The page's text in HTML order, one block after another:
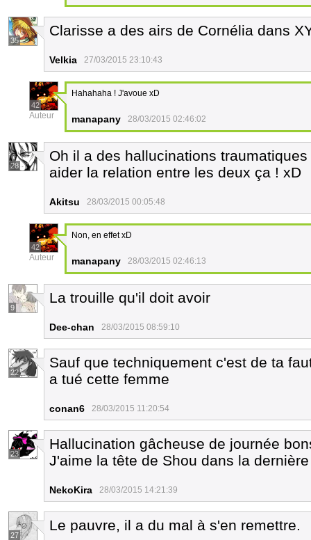
35
Clarisse a des airs de Cornélia dans
Velkia 27/03/2015 23:10:43
42
Auteur
Hahahaha ! J'avoue xD
manapany 28/03/2015 02:46:02
28
Oh il a des hallucinations
aider la relation entre les deux ça ! xD
Akitsu 28/03/2015 00:05:48
42
Auteur
Non, en effet xD
manapany 28/03/2015 02:46:13
9
La trouille qu'il doit avoir
Dee-chan 28/03/2015 08:59:10
22
Sauf que techniquement c'est de ta
a tué cette femme
conan6 28/03/2015 11:20:54
23
Hallucination gâcheuse de journée
J'aime la tête de Shou dans la
NekoKira 28/03/2015 14:21:39
27
Le pauvre, il a du mal à s'en remettre.